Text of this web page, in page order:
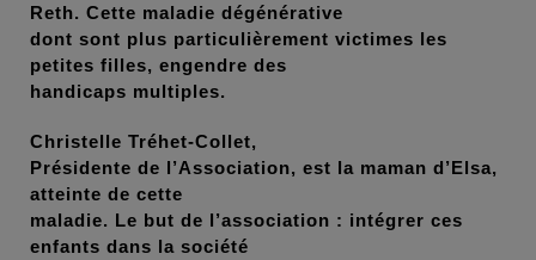
Reth. Cette maladie dégénérative
dont sont plus particulièrement victimes les
petites filles, engendre des
handicaps multiples.
Christelle Tréhet-Collet,
Présidente de l’Association, est la maman d’Elsa,
atteinte de cette
maladie. Le but de l’association : intégrer ces
enfants dans la société